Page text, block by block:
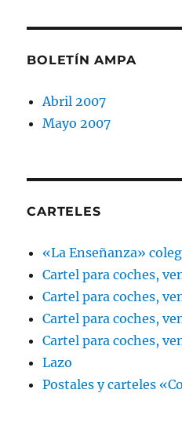
BOLETÍN AMPA
Abril 2007
Mayo 2007
CARTELES
«La Enseñanza»
Cartel para coches,
Cartel para coches,
Cartel para coches,
Cartel para coches,
Lazo
Postales y carteles